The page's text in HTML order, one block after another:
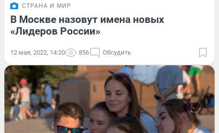
СТРАНА И МИР
В Москве назовут имена новых
«Лидеров России»
12 мая, 2022, 14:20 856 Обсудить